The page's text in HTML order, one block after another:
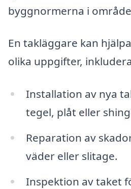
byggnormerna i
En takläggare kan
olika uppgifter,
Installation av nya
tegel, plåt eller
Reparation av
väder eller slitage.
Inspektion av taket